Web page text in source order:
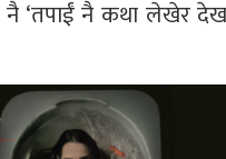
नै कथा लेखेर